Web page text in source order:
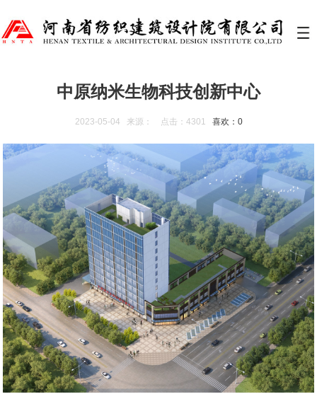
中原纳米生物科技创新中心
2023-05-04 来源： 点击：4301 喜欢： 0